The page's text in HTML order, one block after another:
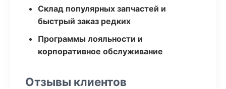
Склад популярных запчастей и
быстрый заказ редких
Программы лояльности и
корпоративное обслуживание
Отзывы клиентов